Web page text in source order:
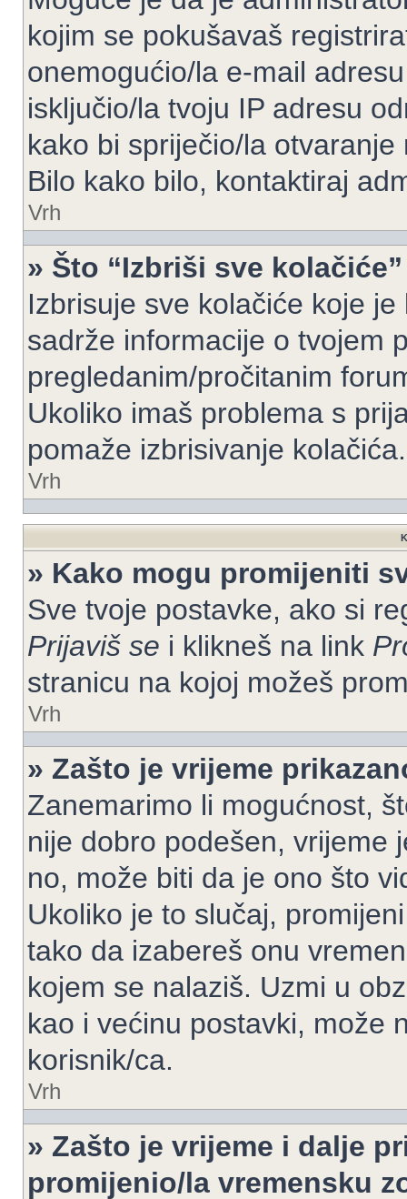
kojim se pokušavaš
onemogućio/la e-mail
isključio/la tvoju IP adresu
kako bi spriječio/la
Bilo kako bilo, kontaktiraj
Vrh
» Što “Izbriši sve
Izbrisuje sve kolačiće koje
sadrže informacije o tvojem
pregledanim/pročitanim
Ukoliko imaš problema s
pomaže izbrisivanje kolačića.
Vrh
» Kako mogu promijeniti
Sve tvoje postavke, ako si
Prijaviš se i klikneš na link
stranicu na kojoj možeš
Vrh
» Zašto je vrijeme
Zanemarimo li mogućnost,
nije dobro podešen, vrijeme
no, može biti da je ono što
Ukoliko je to slučaj,
tako da izabereš onu
kojem se nalaziš. Uzmi u
kao i većinu postavki, može
korisnik/ca.
Vrh
» Zašto je vrijeme i dalje
promijenio/la vremensku